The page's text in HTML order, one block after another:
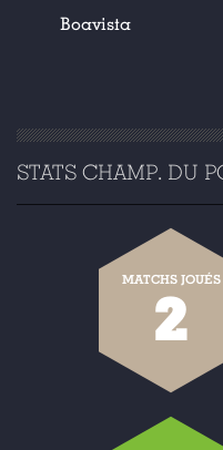
Boavista
STATS CHAMP. DU
MATCHS JOUÉS
2